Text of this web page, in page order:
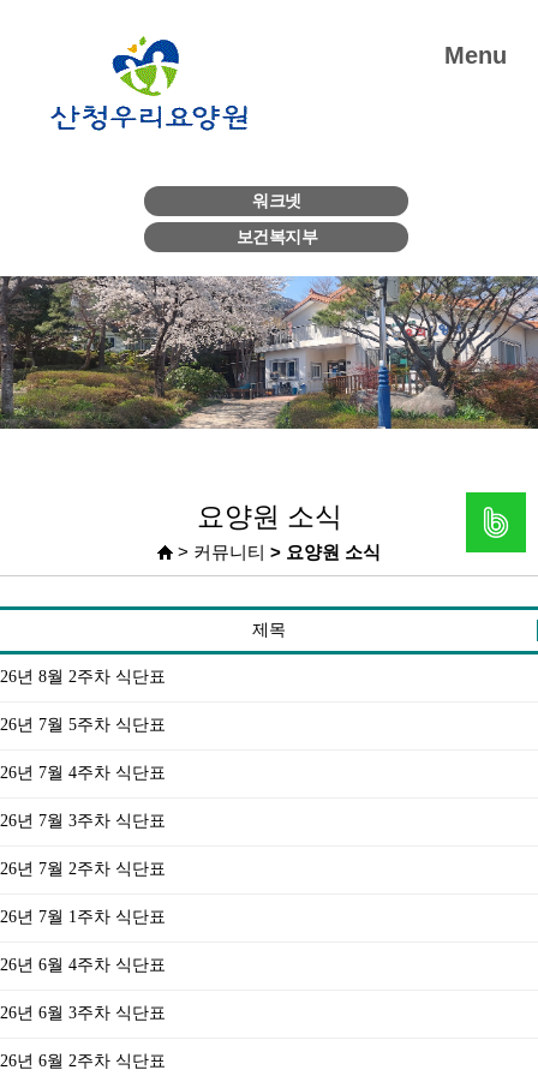
Menu
워크넷
보건복지부
요양원 소식
> 커뮤니티 > 요양원 소식
제목
26년 8월 2주차 식단표
26년 7월 5주차 식단표
26년 7월 4주차 식단표
26년 7월 3주차 식단표
26년 7월 2주차 식단표
26년 7월 1주차 식단표
26년 6월 4주차 식단표
26년 6월 3주차 식단표
26년 6월 2주차 식단표